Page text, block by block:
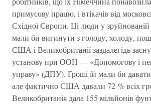
примусову працю, i втiкачiв вiд
Схiдної Європи. Цi люди у
мали би вигинути з голоду, холоду,
США i Великобританiї заздалегiдь
установу при ООН — «Допомогову i
управу» (ДПУ). Грошi їй мали би
але фактично США давали 72 % всiх
Великобританiя дала 155 мiльйонiв